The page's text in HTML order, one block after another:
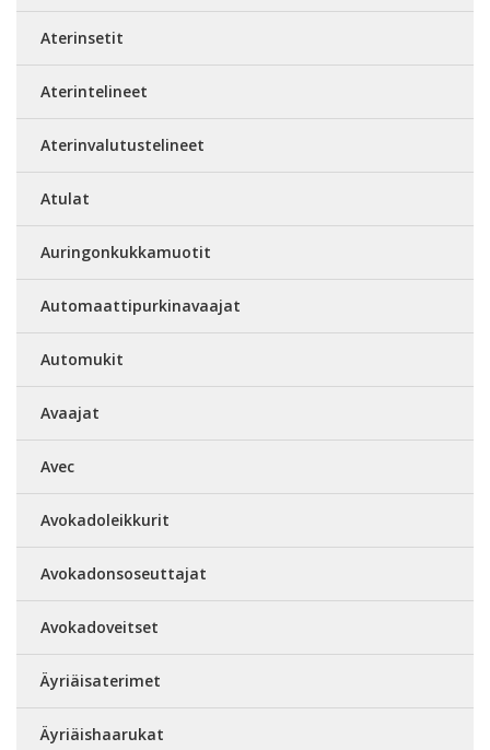
Aterinsetit
Aterintelineet
Aterinvalutustelineet
Atulat
Auringonkukkamuotit
Automaattipurkinavaajat
Automukit
Avaajat
Avec
Avokadoleikkurit
Avokadonsoseuttajat
Avokadoveitset
Äyriäisaterimet
Äyriäishaarukat